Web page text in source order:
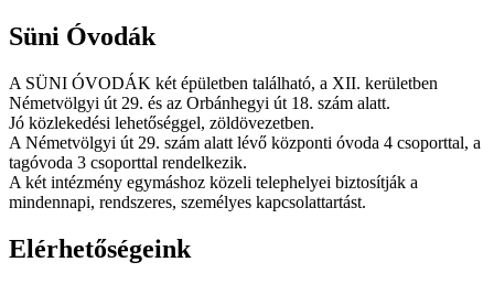
Süni Óvodák
A SÜNI ÓVODÁK két épületben található, a XII. kerületben
Németvölgyi út 29. és az Orbánhegyi út 18. szám alatt.
Jó közlekedési lehetőséggel, zöldövezetben.
A Németvölgyi út 29. szám alatt lévő központi óvoda 4 csoporttal, a
tagóvoda 3 csoporttal rendelkezik.
A két intézmény egymáshoz közeli telephelyei biztosítják a
mindennapi, rendszeres, személyes kapcsolattartást.
Elérhetőségeink